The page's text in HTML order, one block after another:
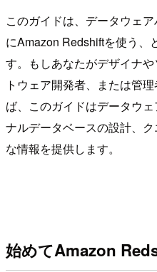
このガイドは、データウェ
にAmazon Redshiftを使う、
す。もしあなたがデザイナ
トウェア開発者、または管
ば、このガイドはデータウ
ナルデータベースの設計、
な情報を提供します。
始めてAmazon